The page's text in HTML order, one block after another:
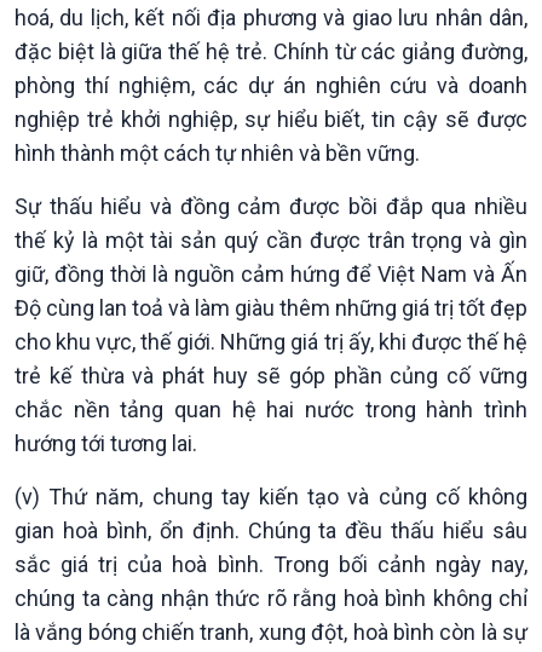
hoá, du lịch, kết nối địa phương và giao lưu nhân dân,
đặc biệt là giữa thế hệ trẻ. Chính từ các giảng đường,
phòng thí nghiệm, các dự án nghiên cứu và doanh
nghiệp trẻ khởi nghiệp, sự hiểu biết, tin cậy sẽ được
hình thành một cách tự nhiên và bền vững.
Sự thấu hiểu và đồng cảm được bồi đắp qua nhiều
thế kỷ là một tài sản quý cần được trân trọng và gìn
giữ, đồng thời là nguồn cảm hứng để Việt Nam và Ấn
Độ cùng lan toả và làm giàu thêm những giá trị tốt đẹp
cho khu vực, thế giới. Những giá trị ấy, khi được thế hệ
trẻ kế thừa và phát huy sẽ góp phần củng cố vững
chắc nền tảng quan hệ hai nước trong hành trình
hướng tới tương lai.
(v) Thứ năm, chung tay kiến tạo và củng cố không
gian hoà bình, ổn định. Chúng ta đều thấu hiểu sâu
sắc giá trị của hoà bình. Trong bối cảnh ngày nay,
chúng ta càng nhận thức rõ rằng hoà bình không chỉ
là vắng bóng chiến tranh, xung đột, hoà bình còn là sự